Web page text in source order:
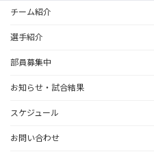
チーム紹介
選手紹介
部員募集中
お知らせ・試合結果
スケジュール
お問い合わせ